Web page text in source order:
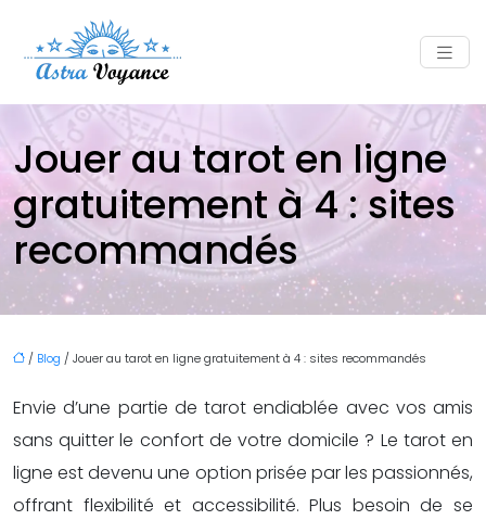
Jouer au tarot en ligne
gratuitement à 4 : sites
recommandés
/ Blog / Jouer au tarot en ligne gratuitement à 4 : sites recommandés
Envie d’une partie de tarot endiablée avec vos amis
sans quitter le confort de votre domicile ? Le tarot en
ligne est devenu une option prisée par les passionnés,
offrant flexibilité et accessibilité. Plus besoin de se